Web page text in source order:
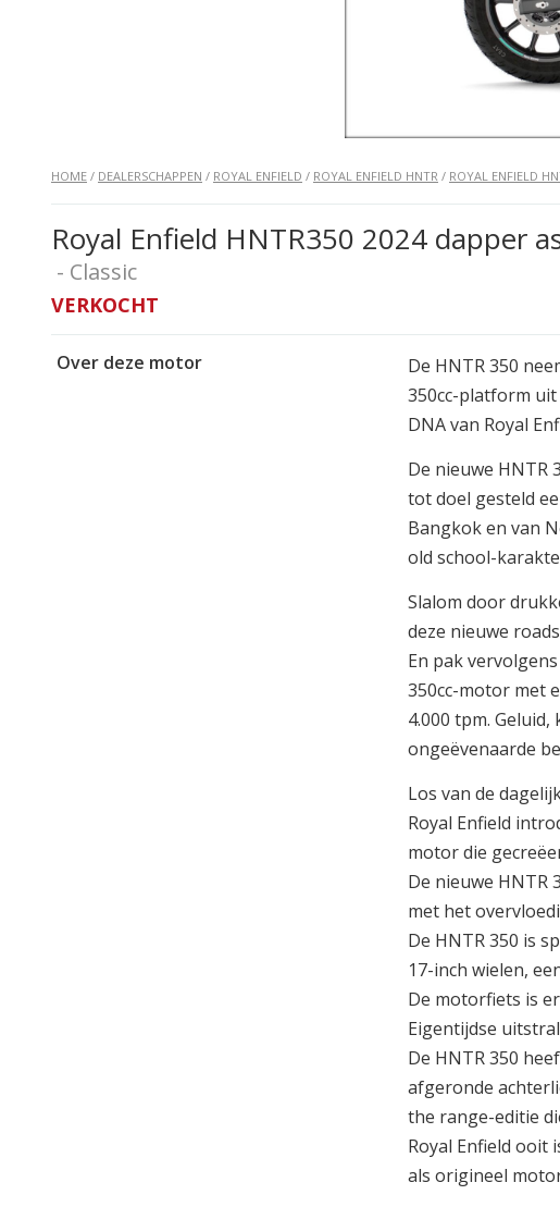
HOME / DEALERSCHAPPEN / ROYAL ENFIELD / ROYAL ENFIELD HNTR / ROYAL ENFIELD
Royal Enfield HNTR350 2024 dapper
- Classic
VERKOCHT
Over deze motor
De HNTR 350
350cc-platform
DNA van Royal
De nieuwe HNTR
tot doel gesteld
Bangkok en van
old school-
Slalom door
deze nieuwe
En pak
350cc-motor met
4.000 tpm.
ongeëvenaarde
Los van de
Royal Enfield
motor die
De nieuwe HNTR
met het
De HNTR 350 is
17-inch wielen,
De motorfiets is
Eigentijdse
De HNTR 350
afgeronde
the range-editie
Royal Enfield ooit
als origineel